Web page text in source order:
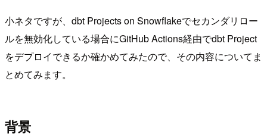
小ネタですが、dbt Projects on Snowflakeでセカンダリロー
ルを無効化している場合にGitHub Actions経由でdbt Project
をデプロイできるか確かめてみたので、その内容についてま
とめてみます。
背景